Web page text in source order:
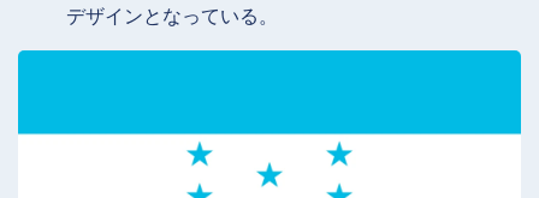
デザインとなっている。